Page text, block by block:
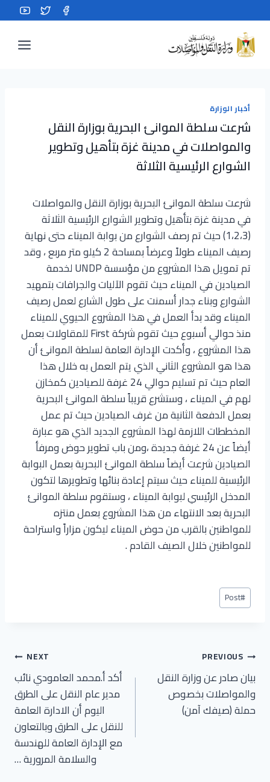
to
content
أخبار الوزارة
شرعت سلطة الموانئ البحرية بوزارة النقل
والمواصلات في مدينة غزة بتأهيل وتطوير
الشوارع الرئيسية الثلاثة
شرعت سلطة الموانئ البحرية بوزارة النقل والمواصلات
في مدينة غزة بتأهيل وتطوير الشوارع الرئيسية الثلاثة
(1،2،3) حيث تم رصف الشوارع من بوابة الميناء حتى نهاية
رصيف الميناء طولاً وعرضاً بمساحة 2 كيلو متر مربع ، وقد
تم تمويل هذا المشروع من مؤسسة UNDP لخدمة
الصيادين في الميناء حيث تقوم الآليات والجرافات بتمهيد
الشوارع وبناء جدار أسمنت على طول الشارع لعمل رصيف
الميناء وقد بدأ العمل في هذا المشروع الحيوي للميناء
منذ حوالي أسبوع حيث تقوم شركة First للمقاولات بعمل
هذا المشروع ، وأكدت الإدارة العامة لسلطة الموانئ أن
هذا هو المشروع الثاني الذي يتم العمل به خلال هذا
العام حيث تم تسليم حوالي 24 غرفة للصيادين كمخازن
لهم في الميناء ، وستشرع قريباً سلطة الموانئ البحرية
بعمل الدفعة الثانية من غرف الصيادين حيث تم عمل
المخططات اللازمة لهذا المشروع الجديد الذي هو عبارة
أيضاً عن 24 غرفة جديدة ،ومن باب تطوير حوض ومرفأ
الصيادين شرعت أيضاً سلطة الموانئ البحرية بعمل البوابة
الرئيسية للميناء حيث سيتم إعادة بنائها وتطويرها لتكون
المدخل الرئيسي لبوابة الميناء ، وستقوم سلطة الموانئ
البحرية بعد الانتهاء من هذا المشروع بعمل منتزه
للمواطنين بالقرب من حوض الميناء ليكون مزاراً واستراحة
للمواطنين خلال الصيف القادم .
Post
Tags:
#
Post
تصفّح
المقالات
PREVIOUS
بيان صادر عن وزارة النقل
والمواصلات بخصوص
حملة (صيفك آمن)
NEXT
أكد أ.محمد العامودي نائب
مدير عام النقل على الطرق
اليوم أن الادارة العامة
للنقل على الطرق وبالتعاون
مع الإدارة العامة للهندسة
والسلامة المرورية …